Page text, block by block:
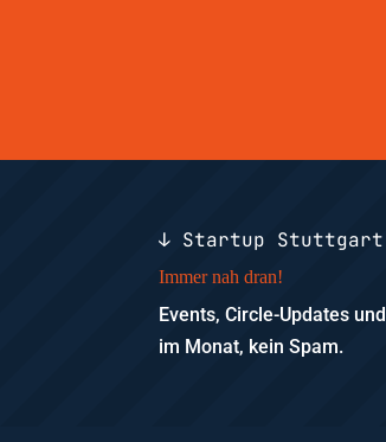
↓ Startup Stuttgart
Immer nah dran!
Events, Circle-Updates
im Monat, kein Spam.